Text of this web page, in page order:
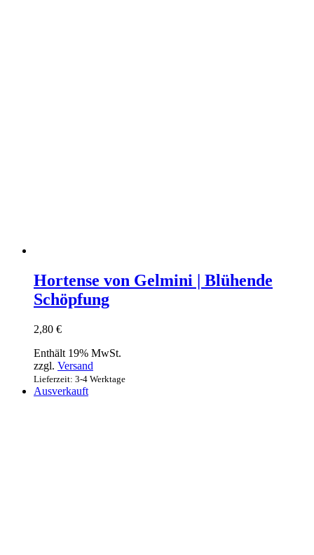
Hortense von Gelmini | Blühende
Schöpfung
2,80 €
Enthält 19% MwSt.
zzgl. Versand
Lieferzeit: 3-4 Werktage
Ausverkauft